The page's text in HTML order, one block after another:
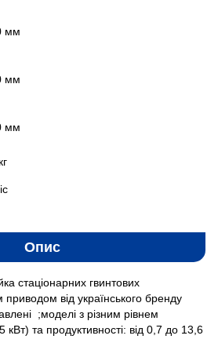
мм
мм
мм
Опис
стаціонарних гвинтових
приводом від українського бренду
;моделі з різним рівнем
кВт) та продуктивності: від 0,7 до 13,6